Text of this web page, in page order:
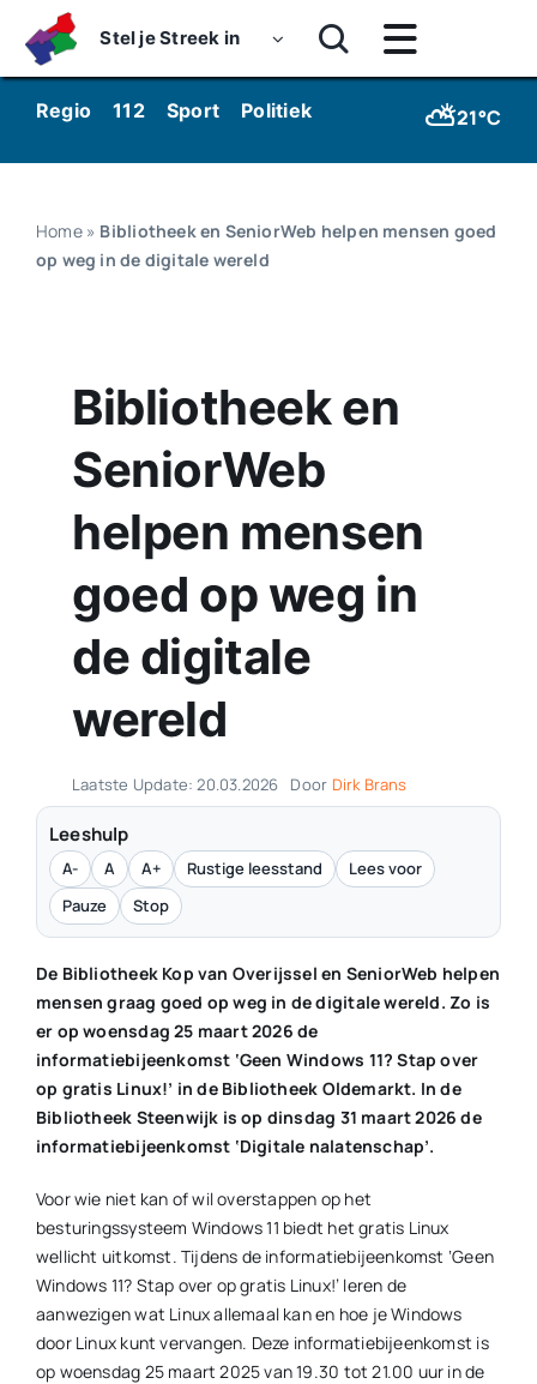
content
Stel je Streek in
Toggle
Navigatie
Home
Nieuws
Over ons
Werken bij Streekomroep ‘De Werven’
Contact
Plaats je eigen nieuws
Regio 112 Sport Politiek Kunst & Cultuur
⛅21°C
Home» Bibliotheek en SeniorWeb helpen mensen goed
op weg in de digitale wereld
Bibliotheek en
SeniorWeb
helpen mensen
goed op weg in
de digitale
wereld
Laatste Update: 20.03.2026 Door Dirk Brans
Leeshulp
A- A A+ Rustige leesstand
Lees voor
Pauze
Stop
De Bibliotheek Kop van Overijssel en SeniorWeb helpen
mensen graag goed op weg in de digitale wereld. Zo is
er op woensdag 25 maart 2026 de
informatiebijeenkomst ‘Geen Windows 11? Stap over
op gratis Linux!’ in de Bibliotheek Oldemarkt. In de
Bibliotheek Steenwijk is op dinsdag 31 maart 2026 de
informatiebijeenkomst ‘Digitale nalatenschap’.
Voor wie niet kan of wil overstappen op het
besturingssysteem Windows 11 biedt het gratis Linux
wellicht uitkomst. Tijdens de informatiebijeenkomst ‘Geen
Windows 11? Stap over op gratis Linux!’ leren de
aanwezigen wat Linux allemaal kan en hoe je Windows
door Linux kunt vervangen. Deze informatiebijeenkomst is
op woensdag 25 maart 2025 van 19.30 tot 21.00 uur in de